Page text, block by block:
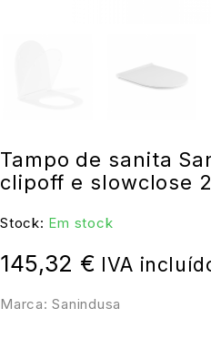
Tampo de sanita
clipoff e slowclose
Stock: Em stock
Marca: Sanindusa
145,32 € IVA